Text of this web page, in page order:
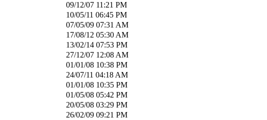
09/12/07 11:21 PM
10/05/11 06:45 PM
07/05/09 07:31 AM
17/08/12 05:30 AM
13/02/14 07:53 PM
27/12/07 12:08 AM
01/01/08 10:38 PM
24/07/11 04:18 AM
01/01/08 10:35 PM
01/05/08 05:42 PM
20/05/08 03:29 PM
26/02/09 09:21 PM